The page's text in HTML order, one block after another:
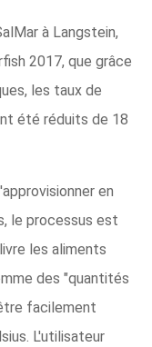
à Langstein,
2017, que grâce
les taux de
été réduits de 18
en
le processus est
les aliments
des "quantités
facilement
L'utilisateur